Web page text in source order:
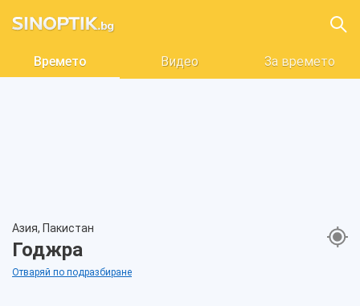
Времето Видео За времето
Азия, Пакистан
Годжра
Отваряй по подразбиране